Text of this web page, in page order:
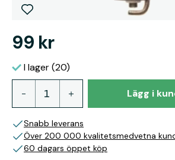
99 kr
I lager (20)
Lägg i
Snabb leverans
Över 200 000 kvalitetsmedvetna
60 dagars öppet köp